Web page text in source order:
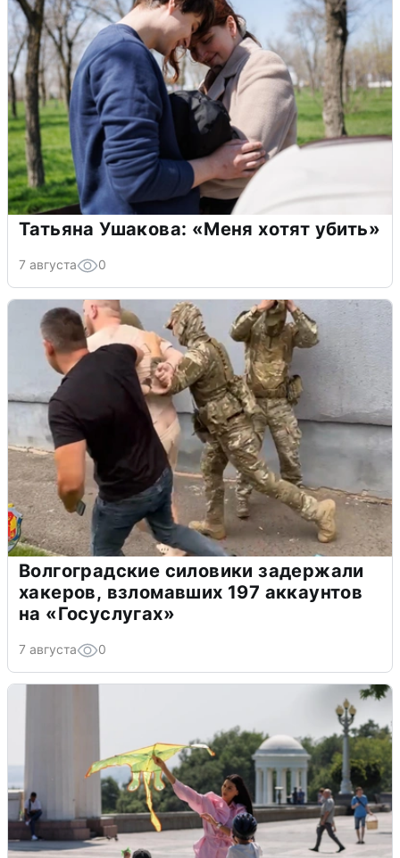
Татьяна Ушакова: «Меня хотят убить»
7 августа 0
Волгоградские силовики задержали
хакеров, взломавших 197 аккаунтов
на «Госуслугах»
7 августа 0